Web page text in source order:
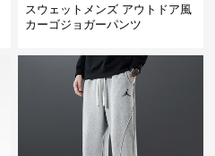
スウェットメンズ アウトドア風
カーゴジョガーパンツ